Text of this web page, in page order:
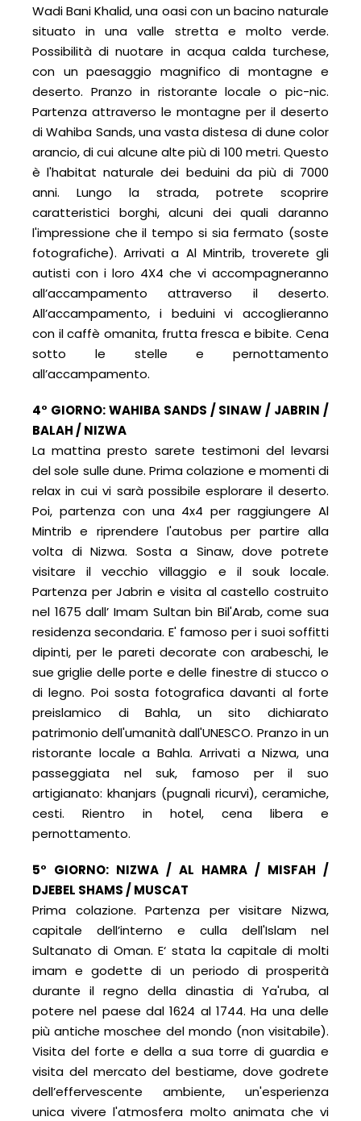
Wadi Bani Khalid, una oasi con un bacino naturale
situato in una valle stretta e molto verde.
Possibilità di nuotare in acqua calda turchese,
con un paesaggio magnifico di montagne e
deserto. Pranzo in ristorante locale o pic-nic.
Partenza attraverso le montagne per il deserto
di Wahiba Sands, una vasta distesa di dune color
arancio, di cui alcune alte più di 100 metri. Questo
è l'habitat naturale dei beduini da più di 7000
anni. Lungo la strada, potrete scoprire
caratteristici borghi, alcuni dei quali daranno
l'impressione che il tempo si sia fermato (soste
fotografiche). Arrivati a Al Mintrib, troverete gli
autisti con i loro 4X4 che vi accompagneranno
all’accampamento attraverso il deserto.
All’accampamento, i beduini vi accoglieranno
con il caffè omanita, frutta fresca e bibite. Cena
sotto le stelle e pernottamento
all’accampamento.
4° GIORNO: WAHIBA SANDS / SINAW / JABRIN /
BALAH / NIZWA
La mattina presto sarete testimoni del levarsi
del sole sulle dune. Prima colazione e momenti di
relax in cui vi sarà possibile esplorare il deserto.
Poi, partenza con una 4x4 per raggiungere Al
Mintrib e riprendere l'autobus per partire alla
volta di Nizwa. Sosta a Sinaw, dove potrete
visitare il vecchio villaggio e il souk locale.
Partenza per Jabrin e visita al castello costruito
nel 1675 dall’ Imam Sultan bin Bil'Arab, come sua
residenza secondaria. E' famoso per i suoi soffitti
dipinti, per le pareti decorate con arabeschi, le
sue griglie delle porte e delle finestre di stucco o
di legno. Poi sosta fotografica davanti al forte
preislamico di Bahla, un sito dichiarato
patrimonio dell'umanità dall'UNESCO. Pranzo in un
ristorante locale a Bahla. Arrivati a Nizwa, una
passeggiata nel suk, famoso per il suo
artigianato: khanjars (pugnali ricurvi), ceramiche,
cesti. Rientro in hotel, cena libera e
pernottamento.
5° GIORNO: NIZWA / AL HAMRA / MISFAH /
DJEBEL SHAMS / MUSCAT
Prima colazione. Partenza per visitare Nizwa,
capitale dell’interno e culla dell'Islam nel
Sultanato di Oman. E‘ stata la capitale di molti
imam e godette di un periodo di prosperità
durante il regno della dinastia di Ya'ruba, al
potere nel paese dal 1624 al 1744. Ha una delle
più antiche moschee del mondo (non visitabile).
Visita del forte e della a sua torre di guardia e
visita del mercato del bestiame, dove godrete
dell’effervescente ambiente, un'esperienza
unica vivere l'atmosfera molto animata che vi